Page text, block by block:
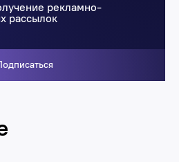
рекламно-
рассылок